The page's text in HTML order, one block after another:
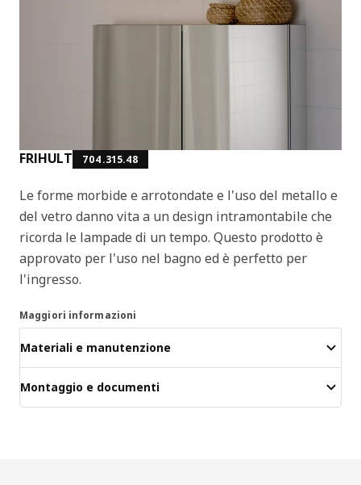
FRIHULT 704.315.48
Le forme morbide e arrotondate e l'uso del metallo e
del vetro danno vita a un design intramontabile che
ricorda le lampade di un tempo. Questo prodotto è
approvato per l'uso nel bagno ed è perfetto per
l'ingresso.
Maggiori informazioni
Materiali e manutenzione
Montaggio e documenti